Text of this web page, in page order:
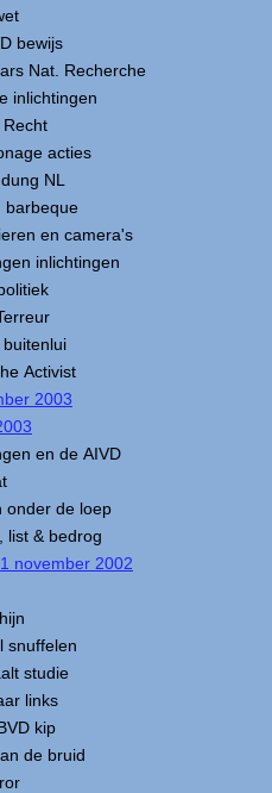
bewijs
Nat. Recherche
inlichtingen
Recht
acties
NL
barbeque
en camera's
inlichtingen
Activist
2003
en de AIVD
onder de loep
list & bedrog
november 2002
snuffelen
studie
links
kip
de bruid